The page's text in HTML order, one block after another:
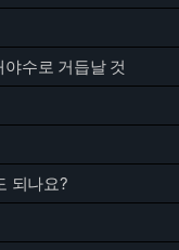
수로 거듭날 것
되나요?